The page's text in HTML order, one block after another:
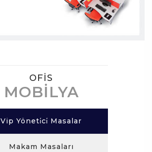
OFİS
MOBİLYA
Vip Yöneti̇ci̇ Masalar
Makam Masaları